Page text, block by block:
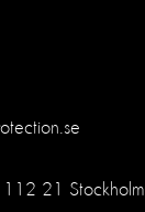
112 21 Stockholm